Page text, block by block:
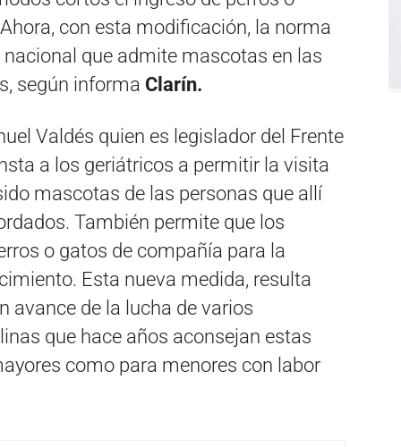
con esta modificación, la norma
que admite mascotas en las
según informa Clarín.
Valdés quien es legislador del Frente
a los geriátricos a permitir la visita
mascotas de las personas que allí
También permite que los
o gatos de compañía para la
Esta nueva medida, resulta
avance de la lucha de varios
que hace años aconsejan estas
como para menores con labor